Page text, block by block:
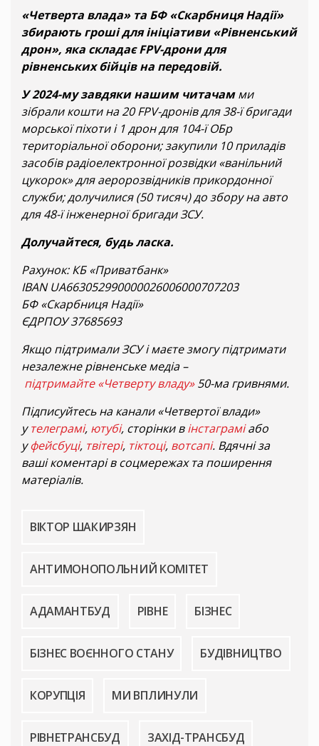
«Четверта влада» та БФ «Скарбниця Надії»
збирають гроші для ініціативи «Рівненський
дрон», яка складає FPV-дрони для
рівненських бійців на передовій.
У 2024-му завдяки нашим читачамми
зібрали кошти на 20 FPV-дронів для 38-ї бригади
морської піхоти і 1 дрон для 104-ї ОБр
територіальної оборони; закупили 10 приладів
засобів радіоелектронної розвідки «ванільний
цукорок» для аеророзвідників прикордонної
служби; долучилися (50 тисяч) до збору на авто
для 48-ї інженерної бригади ЗСУ.
Долучайтеся, будь ласка.
Рахунок: КБ «Приватбанк»
IBAN UA663052990000026006000707203
БФ «Скарбниця Надії»
ЄДРПОУ 37685693
Якщо підтримали ЗСУ і маєте змогу підтримати
незалежне рівненське медіа –
підтримайте «Четверту владу»50-ма гривнями.
Підписуйтесь на канали «Четвертої влади»
утелеграмі, ютубі, сторінки вінстаграміабо
уфейсбуці, твітері, тіктоці, вотсапі. Вдячні за
ваші коментарі в соцмережах та поширення
матеріалів.
ВІКТОР ШАКИРЗЯН
АНТИМОНОПОЛЬНИЙ КОМІТЕТ
АДАМАНТБУД РІВНЕ БІЗНЕС
БІЗНЕС ВОЄННОГО СТАНУ БУДІВНИЦТВО
КОРУПЦІЯ МИ ВПЛИНУЛИ
РІВНЕТРАНСБУД ЗАХІД-ТРАНСБУД